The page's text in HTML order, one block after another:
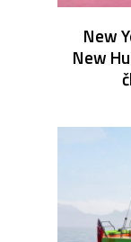
New
New